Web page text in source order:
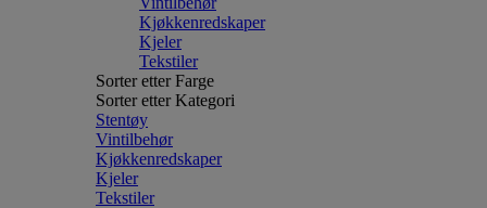
Kjøkkenredskaper
Kjeler
Tekstiler
Sorter etter Farge
Sorter etter Kategori
Stentøy
Vintilbehør
Kjøkkenredskaper
Kjeler
Tekstiler